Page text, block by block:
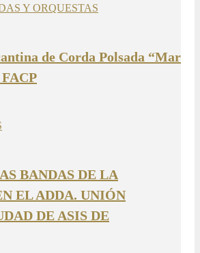
Y ORQUESTAS
de Corda Polsada “Mar
BANDAS DE LA
EL ADDA. UNIÓN
DE ASIS DE